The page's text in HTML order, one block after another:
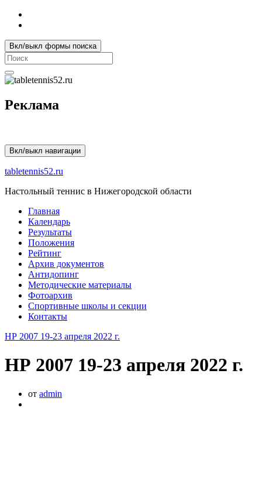
Вкл/выкл формы поиска
Search
for:
Реклама
Вкл/выкл навигации
tabletennis52.ru
Настольный теннис в Нижегородской области
Главная
Календарь
Результаты
Положения
Рейтинг
Архив документов
Антидопинг
Методические материалы
Фотоархив
Спортивные школы и секции
Контакты
НР 2007 19-23 апреля 2022 г.
НР 2007 19-23 апреля 2022 г.
от admin